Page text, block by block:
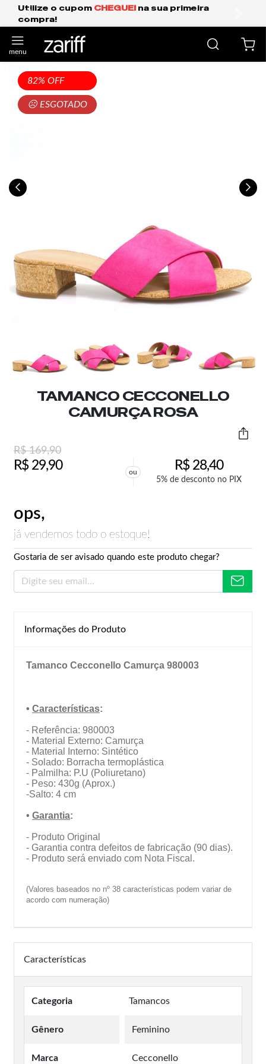
o cupomCHEGUEIna sua primeira
anterior
82% OFF
☹ ESGOTADO
TAMANCO CECCONELLO
CAMURÇA ROSA
R$169,90
R$29,90 ou R$28,40
5% de desconto no PIX
ops,
já vendemos todo o estoque!
Gostaria de ser avisado quando este produto chegar?
Informações do Produto
Tamanco Cecconello Camurça 980003
• Características:
- Referência: 980003
- Material Externo: Camurça
- Material Interno: Sintético
- Solado: Borracha termoplástica
- Palmilha: P.U (Poliuretano)
- Peso: 430g (Aprox.)
-Salto: 4 cm
• Garantia:
- Produto Original
- Garantia contra defeitos de fabricação (90 dias).
- Produto será enviado com Nota Fiscal.
(Valores baseados no nº 38 características podem variar de
acordo com numeração)
Características
Categoria Tamancos
Gênero Feminino
Marca Cecconello